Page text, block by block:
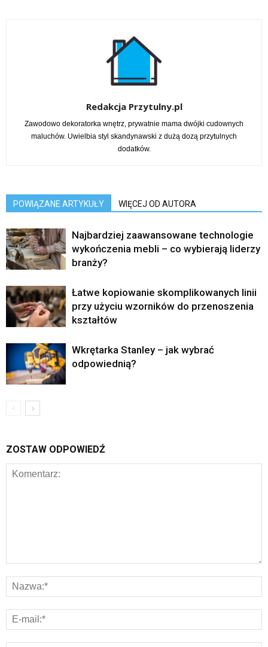
Redakcja Przytulny.pl
Zawodowo dekoratorka wnętrz, prywatnie mama dwójki cudownych
maluchów. Uwielbia styl skandynawski z dużą dozą przytulnych
dodatków.
POWIĄZANE ARTYKUŁY WIĘCEJ OD AUTORA
Najbardziej zaawansowane technologie
wykończenia mebli – co wybierają liderzy
branży?
Łatwe kopiowanie skomplikowanych linii
przy użyciu wzorników do przenoszenia
kształtów
Wkrętarka Stanley – jak wybrać
odpowiednią?
ZOSTAW ODPOWIEDŹ